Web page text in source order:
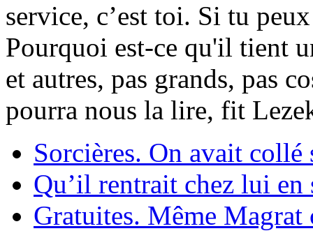
service, c’est toi. Si tu
Pourquoi est-ce qu'il tient
et autres, pas grands, pas
pourra nous la lire, fit
Sorcières. On avait collé
Qu’il rentrait chez lui en
Gratuites. Même Magrat